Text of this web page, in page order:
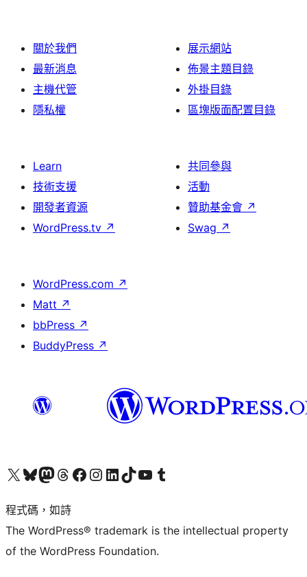
關於我們
最新消息
主機代管
隱私權
展示網站
佈景主題目錄
外掛目錄
區塊版面配置目錄
Learn
技術支援
開發者資源
WordPress.tv ↗
共同參與
活動
贊助基金會 ↗
Swag ↗
WordPress.com ↗
Matt ↗
bbPress ↗
BuddyPress ↗
查看我們的 X (之前的 Twitter) 帳號造訪我們的 Bluesky 帳號造訪我們的 Mastodon 帳號造訪我們的 Threads 帳號 造訪我們的 Facebook 粉絲專頁Visit our Instagram account
Visit our LinkedIn account
造訪我們的 TikTok 帳號Visit our YouTube channel
造訪我們的 Tumblr 帳號
程式碼，如詩
The WordPress® trademark is the intellectual property
of the WordPress Foundation.